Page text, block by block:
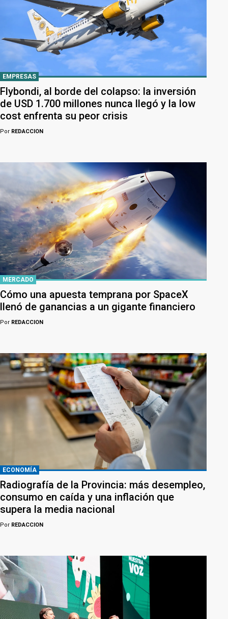
EMPRESAS
Flybondi, al borde del colapso: la inversión
de USD 1.700 millones nunca llegó y la low
cost enfrenta su peor crisis
Por REDACCION
MERCADO
Cómo una apuesta temprana por SpaceX
llenó de ganancias a un gigante financiero
Por REDACCION
ECONOMÍA
Radiografía de la Provincia: más desempleo,
consumo en caída y una inflación que
supera la media nacional
Por REDACCION